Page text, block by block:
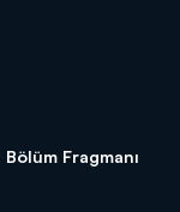
Fragmanı